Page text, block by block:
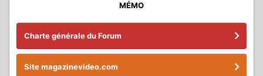
MÉMO
Charte générale du Forum
Site magazinevideo.com